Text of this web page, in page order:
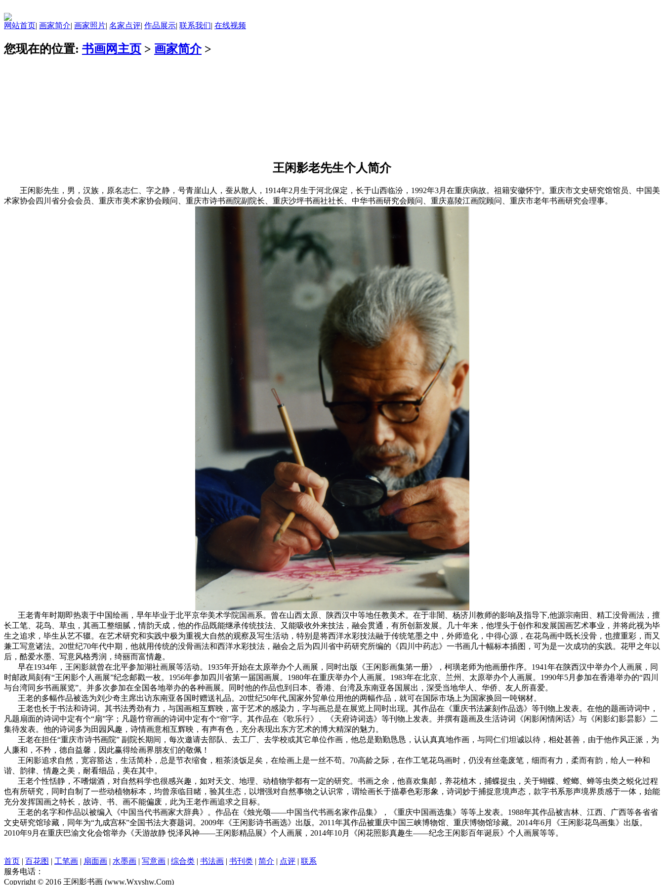
网站首页| 画家简介| 画家照片| 名家点评| 作品展示| 联系我们| 在线视频
您现在的位置: 书画网主页 > 画家简介>
王闲影老先生个人简介
王闲影先生，男，汉族，原名志仁、字之静，号青崖山人，蚕从散人，1914年2月生于河北保定，长于山西临汾，1992年3月在重庆病故。祖籍安徽怀宁。重庆市文史研究馆馆员、中国美
术家协会四川省分会会员、重庆市美术家协会顾问、重庆市诗书画院副院长、重庆沙坪书画社社长、中华书画研究会顾问、重庆嘉陵江画院顾问、重庆市老年书画研究会理事。
王老青年时期即热衷于中国绘画，早年毕业于北平京华美术学院国画系。曾在山西太原、陕西汉中等地任教美术。在于非闇、杨济川教师的影响及指导下,他源宗南田、精工没骨画法，擅
长工笔、花鸟、草虫，其画工整细腻，情韵天成，他的作品既能继承传统技法、又能吸收外来技法，融会贯通，有所创新发展。几十年来，他埋头于创作和发展国画艺术事业，并将此视为毕
生之追求，毕生从艺不辍。在艺术研究和实践中极为重视大自然的观察及写生活动，特别是将西洋水彩技法融于传统笔墨之中，外师造化，中得心源，在花鸟画中既长没骨，也擅重彩，而又
兼工写意诸法。20世纪70年代中期，他就用传统的没骨画法和西洋水彩技法，融会之后为四川省中药研究所编的《四川中药志》一书画几十幅标本插图，可为是一次成功的实践。花甲之年以
后，酷爱水墨、写意风格秀润，绮丽而富情趣。
早在1934年，王闲影就曾在北平参加湖社画展等活动。1935年开始在太原举办个人画展，同时出版《王闲影画集第一册》，柯璜老师为他画册作序。1941年在陕西汉中举办个人画展，同
时邮政局刻有“王闲影个人画展”纪念邮戳一枚。1956年参加四川省第一届国画展。1980年在重庆举办个人画展。1983年在北京、兰州、太原举办个人画展。1990年5月参加在香港举办的“四川
与台湾同乡书画展览”。并多次参加在全国各地举办的各种画展。同时他的作品也到日本、香港、台湾及东南亚各国展出，深受当地华人、华侨、友人所喜爱。
王老的多幅作品被选为刘少奇主席出访东南亚各国时赠送礼品。20世纪50年代,国家外贸单位用他的两幅作品，就可在国际市场上为国家换回一吨钢材。
王老也长于书法和诗词。其书法秀劲有力，与国画相互辉映，富于艺术的感染力，字与画总是在展览上同时出现。其作品在《重庆书法篆刻作品选》等刊物上发表。在他的题画诗词中，
凡题扇面的诗词中定有个“扇”字；凡题竹帘画的诗词中定有个“帘”字。其作品在《歌乐行》、《天府诗词选》等刊物上发表。并撰有题画及生活诗词《闲影闲情闲话》与《闲影幻影昙影》二
集待发表。他的诗词多为田园风趣，诗情画意相互辉映，有声有色，充分表现出东方艺术的博大精深的魅力。
王老在担任“重庆市诗书画院” 副院长期间，每次邀请去部队、去工厂、去学校或其它单位作画，他总是勤勤恳恳，认认真真地作画，与同仁们坦诚以待，相处甚善，由于他作风正派，为
人廉和，不矜，德自益馨，因此赢得绘画界朋友们的敬佩！
王闲影追求自然，宽容豁达，生活简朴，总是节衣缩食，粗茶淡饭足矣，在绘画上是一丝不苟。70高龄之际，在作工笔花鸟画时，仍没有丝毫废笔，细而有力，柔而有韵，给人一种和
谐、韵律、情趣之美，耐看细品，美在其中。
王老个性恬静，不嗜烟酒，对自然科学也很感兴趣，如对天文、地理、动植物学都有一定的研究。书画之余，他喜欢集邮，养花植木，捕蝶捉虫，关于蝴蝶、螳螂、蝉等虫类之蜕化过程
也有所研究，同时自制了一些动植物标本，均曾亲临目睹，验其生态，以增强对自然事物之认识常，谓绘画长于描摹色彩形象，诗词妙于捕捉意境声态，款字书系形声境界质感于一体，始能
充分发挥国画之特长，故诗、书、画不能偏废，此为王老作画追求之目标。
王老的名字和作品以被编入《中国当代书画家大辞典》。作品在《烛光颂——中国当代书画名家作品集》，《重庆中国画选集》等等上发表。1988年其作品被吉林、江西、广西等各省省
文史研究馆珍藏，同年为“九成宫杯”全国书法大赛题词。2009年《王闲影诗书画选》出版。2011年其作品被重庆中国三峡博物馆、重庆博物馆珍藏。2014年6月《王闲影花鸟画集》出版。
2010年9月在重庆巴渝文化会馆举办《天游故静 悦泽风神——王闲影精品展》个人画展，2014年10月《闲花照影真趣生——纪念王闲影百年诞辰》个人画展等等。
首页 | 百花图 | 工笔画 | 扇面画 | 水墨画 | 写意画 | 综合类 | 书法画 | 书刊类 | 简介 | 点评 | 联系
服务电话：
Copyright © 2016 王闲影书画 (www.Wxyshw.Com)